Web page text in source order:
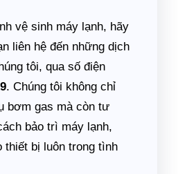
vệ sinh máy lạnh, hãy
liên hệ đến những dịch
tôi, qua số điện
. Chúng tôi không chỉ
bơm gas mà còn tư
bảo trì máy lạnh,
thiết bị luôn trong tình